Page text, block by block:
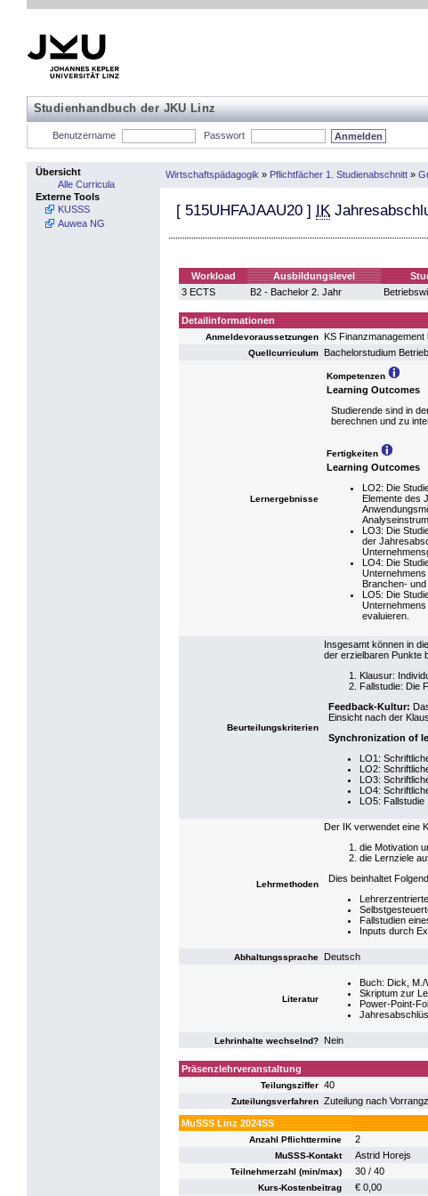
Studienhandbuch der JKU Linz
Benutzername Passwort
Übersicht
Alle Curricula
Externe Tools
KUSSS
Auwea NG
Wirtschaftspädagogik » Pflichtfächer 1. Studienabschnitt »
[ 515UHFAJAAU20 ] IK
Workload Ausbildungslevel
3 ECTS
B2 - Bachelor 2. Jahr
Detailinformationen
Anmeldevoraussetzungen KS
Quellcurriculum Bachelorstudium
Lernergebnisse
Kompetenzen
Learning Outcomes
Studierende sind in
berechnen und zu
Fertigkeiten
Learning Outcomes
LO2: Die
Elemente des
LO3: Die
der
LO4: Die
Unternehmens
Branchen- und
LO5: Die
evaluieren.
Beurteilungskriterien
Insgesamt können in
der erzielbaren Punkte
Klausur:
Fallstudie: Die
Feedback-Kultur:
Einsicht nach der
Synchronization of
LO1:
LO2:
LO3:
LO4:
LO5: Fallstudie
Lehrmethoden
Der IK verwendet eine
die Motivation
die Lernziele
Dies beinhaltet
Fallstudien
Inputs durch
Abhaltungssprache Deutsch
Literatur
Buch: Dick, M./
Skriptum zur
Power-Point-
Lehrinhalte wechselnd? Nein
Präsenzlehrveranstaltung
Teilungsziffer 40
Zuteilungsverfahren Zuteilung nach
MuSSS Linz 2024SS
Anzahl Pflichttermine 2
MuSSS-Kontakt Astrid Horejs
Teilnehmerzahl (min/max) 30 / 40
Kurs-Kostenbeitrag € 0,00